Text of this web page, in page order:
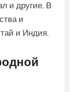
и другие. В
и
и Ин­дия.